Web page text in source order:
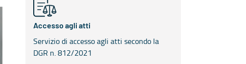
Accesso agli atti
Servizio di accesso agli atti secondo la
DGR n. 812/2021